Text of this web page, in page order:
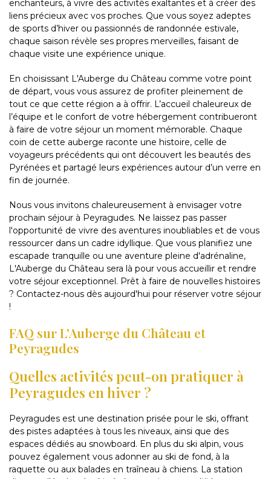
enchanteurs, à vivre des activités exaltantes et à créer des
liens précieux avec vos proches. Que vous soyez adeptes
de sports d’hiver ou passionnés de randonnée estivale,
chaque saison révèle ses propres merveilles, faisant de
chaque visite une expérience unique.
En choisissant L'Auberge du Château comme votre point
de départ, vous vous assurez de profiter pleinement de
tout ce que cette région a à offrir. L’accueil chaleureux de
l’équipe et le confort de votre hébergement contribueront
à faire de votre séjour un moment mémorable. Chaque
coin de cette auberge raconte une histoire, celle de
voyageurs précédents qui ont découvert les beautés des
Pyrénées et partagé leurs expériences autour d’un verre en
fin de journée.
Nous vous invitons chaleureusement à envisager votre
prochain séjour à Peyragudes. Ne laissez pas passer
l'opportunité de vivre des aventures inoubliables et de vous
ressourcer dans un cadre idyllique. Que vous planifiez une
escapade tranquille ou une aventure pleine d'adrénaline,
L'Auberge du Château sera là pour vous accueillir et rendre
votre séjour exceptionnel. Prêt à faire de nouvelles histoires
? Contactez-nous dès aujourd'hui pour réserver votre séjour
!
FAQ sur L'Auberge du Château et
Peyragudes
Quelles activités peut-on pratiquer à
Peyragudes en hiver ?
Peyragudes est une destination prisée pour le ski, offrant
des pistes adaptées à tous les niveaux, ainsi que des
espaces dédiés au snowboard. En plus du ski alpin, vous
pouvez également vous adonner au ski de fond, à la
raquette ou aux balades en traîneau à chiens. La station